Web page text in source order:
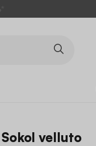
Sokol velluto